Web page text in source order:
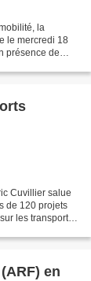
la
le mercredi 18
présence de
Cuvillier salue
de 120 projets
les transports
en